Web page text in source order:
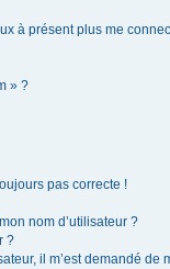
à présent plus me
» ?
pas correcte !
nom d’utilisateur ?
?
il m’est demandé de